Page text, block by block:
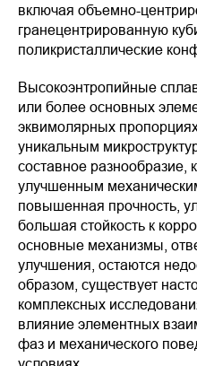
включая объемно-
гранецентрированную
поликристаллические
Высокоэнтропийные
или более основных
эквимолярных
уникальным
составное разнообразие,
улучшенным
повышенная прочность,
большая стойкость к
основные механизмы,
улучшения, остаются
образом, существует
комплексных
влияние элементных
фаз и механического